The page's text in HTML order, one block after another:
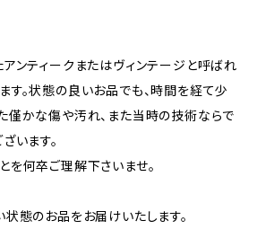
ンティークまたはヴィンテージと呼ばれ
す。状態の良いお品でも、時間を経て少
僅かな傷や汚れ、また当時の技術ならで
います。
を何卒ご理解下さいませ。
態のお品をお届けいたします。